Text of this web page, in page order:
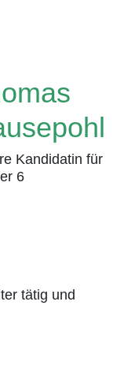
Kandidatin für
6
tätig und